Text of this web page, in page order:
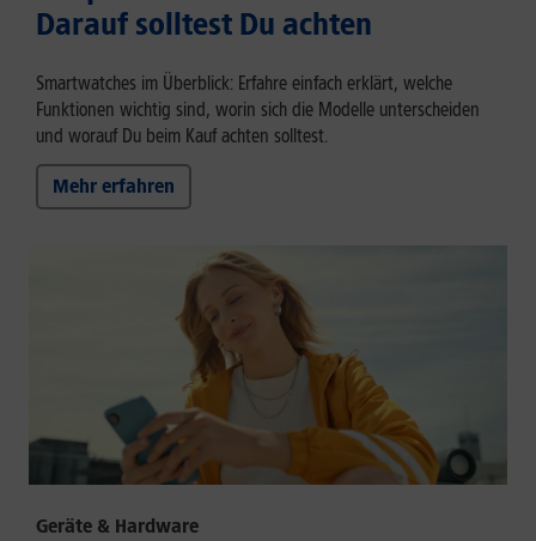
Darauf solltest Du achten
Smartwatches im Überblick: Erfahre einfach erklärt, welche
Funktionen wichtig sind, worin sich die Modelle unterscheiden
und worauf Du beim Kauf achten solltest.
Mehr erfahren
Geräte & Hardware